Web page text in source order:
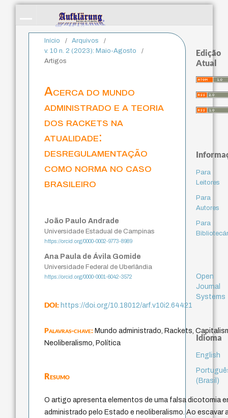
Início / Arquivos
/
v. 10 n. 2 (2023): Maio-Agosto
/
Artigos
Acerca do mundo
administrado e a teoria
dos rackets na
atualidade:
desregulamentação
como norma no caso
brasileiro
João Paulo Andrade
Universidade Estadual de Campinas
https://orcid.org/0000-0002-9773-8989
Ana Paula de Ávila Gomide
Universidade Federal de Uberlândia
https://orcid.org/0000-0001-6042-3572
DOI:https://doi.org/10.18012/arf.v10i2.64421
Palavras-chave:Mundo administrado, Rackets,
Neoliberalismo, Política
Resumo
O artigo apresenta elementos de uma falsa dicotomia
administrado pelo Estado e neoliberalismo. Ao escavar
Edição
Atual
Para
Leitores
Para
Autores
Para
Open
Journal
Systems
Idioma
English
(Brasil)